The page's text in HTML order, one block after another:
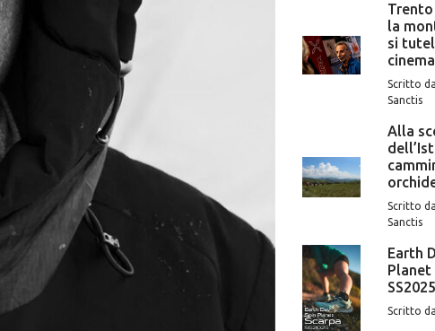
la
si
cinema
Scritto
Sanctis
Alla
Scritto
Sanctis
Earth
Planet
SS2025
Scritto